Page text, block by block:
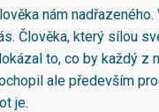
nám nadřazeného.
Člověka, který sílou
to, co by každý z
ale především
je.